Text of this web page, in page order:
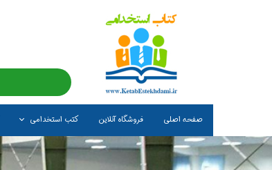
صفحه اصلی فروشگاه آنلاین کتب استخدامی